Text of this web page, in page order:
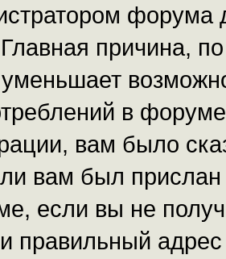
форума
причина,
в
вам было
вам был
если вы не
правильный